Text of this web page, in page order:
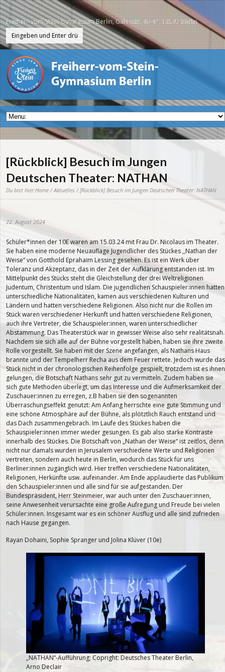
Freiherr-vom-Stein-Gymnasium Berlin, Galenstr. 40-44, 13597 Berlin
[Rückblick] Besuch im Jungen
Deutschen Theater: NATHAN
Du bist hier:Home/Aktuelles/ [Rückblick] Besuch im Jungen Deutschen Theater: NATHAN
22. August 2024
Schüler*innen der 10E waren am 15.03.24 mit Frau Dr. Nicolaus im Theater.
Sie haben eine moderne Neuauflage Jugendlicher des Stückes ,,Nathan der
Weise“ von Gotthold Eprahaim Lessing gesehen. Es ist ein Werk über
Toleranz und Akzeptanz, das in der Zeit der Aufklärung entstanden ist. Im
Mittelpunkt des Stücks steht die Gleichstellung der drei Weltreligionen
Judentum, Christentum und Islam. Die jugendlichen Schauspieler:innen hatten
unterschiedliche Nationalitäten, kamen aus verschiedenen Kulturen und
Ländern und hatten verschiedene Religionen. Also nicht nur die Rollen im
Stück waren verschiedener Herkunft und hatten verschiedene Religionen,
auch ihre Vertreter, die Schauspieler:innen, waren unterschiedlicher
Abstammung. Das Theaterstück war in gewisser Weise also sehr realitätsnah.
Nachdem sie sich alle auf der Bühne vorgestellt haben, haben sie ihre zweite
Rolle vorgestellt. Sie haben mit der Szene angefangen, als Nathans Haus
brannte und der Tempelherr Recha aus dem Feuer rettete. Jedoch wurde das
Stück nicht in der chronologischen Reihenfolge gespielt, trotzdem ist es ihnen
gelungen, die Botschaft Nathans sehr gut zu vermitteln. Zudem haben sie
sich gute Methoden überlegt, um das Interesse und die Aufmerksamkeit der
Zuschauer:innen zu erregen, z.B haben sie den sogenannten
Überraschungseffekt genutzt: Am Anfang herrschte eine gute Stimmung und
eine schöne Atmosphäre auf der Bühne, als plötztlich Rauch entstand und
das Dach zusammengebrach. Im Laufe des Stückes haben die
Schauspieler:innen immer wieder gesungen. Es gab also starke Kontraste
innerhalb des Stückes. Die Botschaft von „Nathan der Weise“ ist zeitlos, denn
nicht nur damals wurden in Jerusalem verschiedene Werte und Religionen
vertreten, sondern auch heute in Berlin, wodurch das Stück für uns
Berliner:innen zugänglich wird. Hier treffen verschiedene Nationalitäten,
Religionen, Herkünfte usw. aufeinander. Am Ende applaudierte das Publikum
den Schauspieler:innen und alle sind für sie aufgestanden. Der
Bundespräsident, Herr Steinmeier, war auch unter den Zuschauer:innen,
seine Anwesenheit verursachte eine große Aufregung und Freude bei vielen
Schüler:innen. Insgesamt war es ein schöner Ausflug und alle sind zufrieden
nach Hause gegangen.
Rayan Dohaini, Sophie Spranger und Jolina Klüver (10e)
„NATHAN“-Aufführung; Copright: Deutsches Theater Berlin,
Arno Declair